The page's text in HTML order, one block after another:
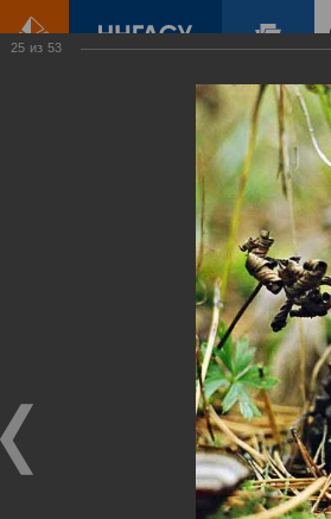
Зеленый Город
Виртуальные
выставки
25 из 53